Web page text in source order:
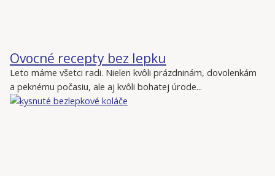
Ovocné recepty bez lepku
Leto máme všetci radi. Nielen kvôli prázdninám, dovolenkám
a peknému počasiu, ale aj kvôli bohatej úrode...